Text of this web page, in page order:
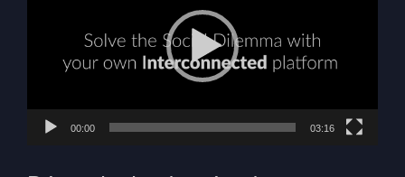
00:00 03:16